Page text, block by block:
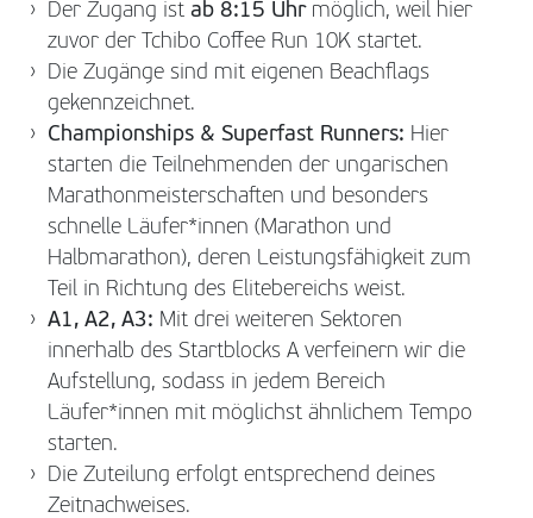
Der Zugang ist ab 8:15 Uhrmöglich, weil hier
zuvor der Tchibo Coffee Run 10K startet.
Die Zugänge sind mit eigenen Beachflags
gekennzeichnet.
Championships & Superfast Runners: Hier
starten die Teilnehmenden der ungarischen
Marathonmeisterschaften und besonders
schnelle Läufer*innen (Marathon und
Halbmarathon), deren Leistungsfähigkeit zum
Teil in Richtung des Elitebereichs weist.
A1, A2, A3: Mit drei weiteren Sektoren
innerhalb des Startblocks A verfeinern wir die
Aufstellung, sodass in jedem Bereich
Läufer*innen mit möglichst ähnlichem Tempo
starten.
Die Zuteilung erfolgt entsprechend deines
Zeitnachweises.